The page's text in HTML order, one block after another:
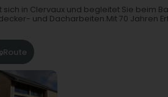
in Clervaux und begleitet Sie beim
und Dacharbeiten.Mit 70 Jahren
Route